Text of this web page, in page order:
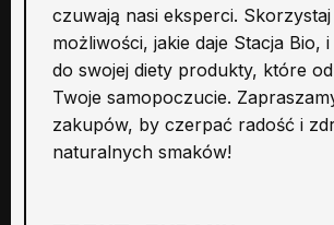
czuwają nasi eksperci.
możliwości, jakie daje Stacja Bio,
do swojej diety produkty, które
Twoje samopoczucie.
zakupów, by czerpać radość i
naturalnych smaków!